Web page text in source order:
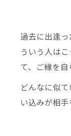
過去に出逢
ういう人は
て、ご縁を
どんなに似
い込みが相